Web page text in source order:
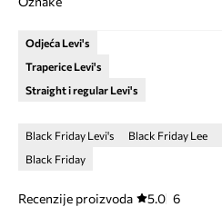
Odjeća Levi's
Traperice Levi's
Straight i regular Levi's
Black Friday Levi's Black Friday Lee
Black Friday
Recenzije proizvoda 5.0 6